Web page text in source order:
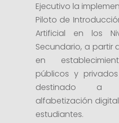
Ejecutivo la
Piloto de
Artificial en los
Secundario, a partir
en
públicos y
destinado a
alfabetización
estudiantes.